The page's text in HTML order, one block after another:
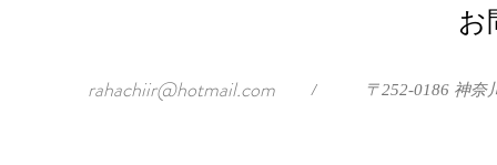
お
rahachiir@hotmail.com / 〒252-0186 神奈